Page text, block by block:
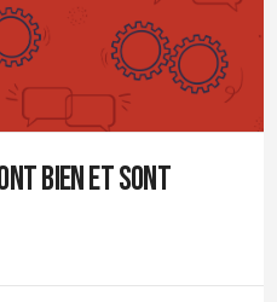
bien et sont